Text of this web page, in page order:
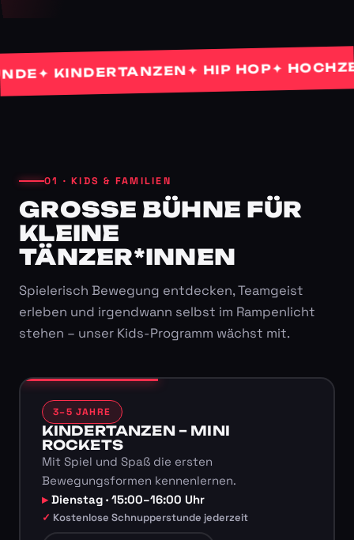
✦ KINDERTANZEN✦ HIP HOP ✦
01 · KIDS & FAMILIEN
GROSSE BÜHNE FÜR K
LEINE T
ÄNZER*INNEN
Spielerisch Bewegung entdecken, Teamgeist
erleben und irgendwann selbst im Rampenlicht
stehen – unser Kids-Programm wächst mit.
3–5 JAHRE
KINDERTANZEN – MINI
ROCKETS
Mit Spiel und Spaß die ersten
Bewegungsformen kennenlernen.
Dienstag · 15:00–16:00 Uhr
Kostenlose Schnupperstunde jederzeit